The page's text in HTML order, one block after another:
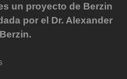
un proyecto de Berzin
por el Dr. Alexander
Berzin.